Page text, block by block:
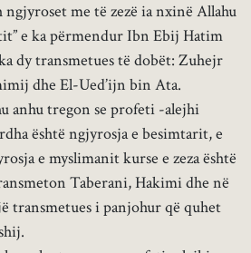
ngjyroset me të zezë ia nxinë Allahu
e ka përmendur Ibn Ebij Hatim
dy transmetues të dobët: Zuhejr
dhe El-Ued’ijn bin Ata.
anhu tregon se profeti -alejhi
është ngjyrosja e besimtarit, e
e myslimanit kurse e zeza është
Taberani, Hakimi dhe në
transmetues i panjohur që quhet